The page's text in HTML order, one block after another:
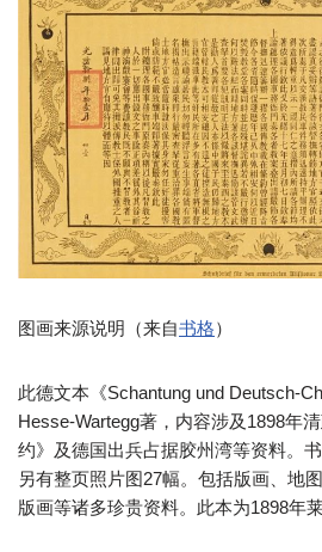
图画来源说明（来自书格）
此德文本《Schantung und Deutsch-
Hesse-Wartegg著，内容涉及1898年
约》及德国出兵占据胶州湾等资料。
另有整页照片图27幅。包括版画、地
版画等诸多珍贵资料。此本为1898年